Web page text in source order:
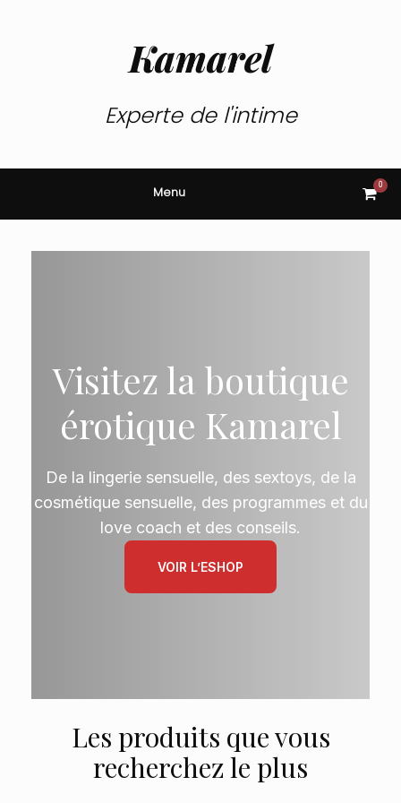
Kamarel
Experte de l'intime
Menu View
cart
0
Visitez la boutique
érotique Kamarel
De la lingerie sensuelle, des sextoys, de la
cosmétique sensuelle, des programmes et du
love coach et des conseils.
VOIR L’ESHOP
Les produits que vous
recherchez le plus